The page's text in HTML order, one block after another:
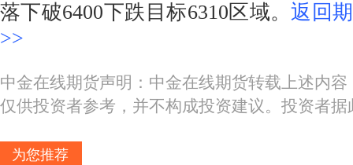
落下破6400下跌目标6310区域。返回
>>
中金在线期货声明：中金在线期货转载上述内
仅供投资者参考，并不构成投资建议。投资者
为您推荐